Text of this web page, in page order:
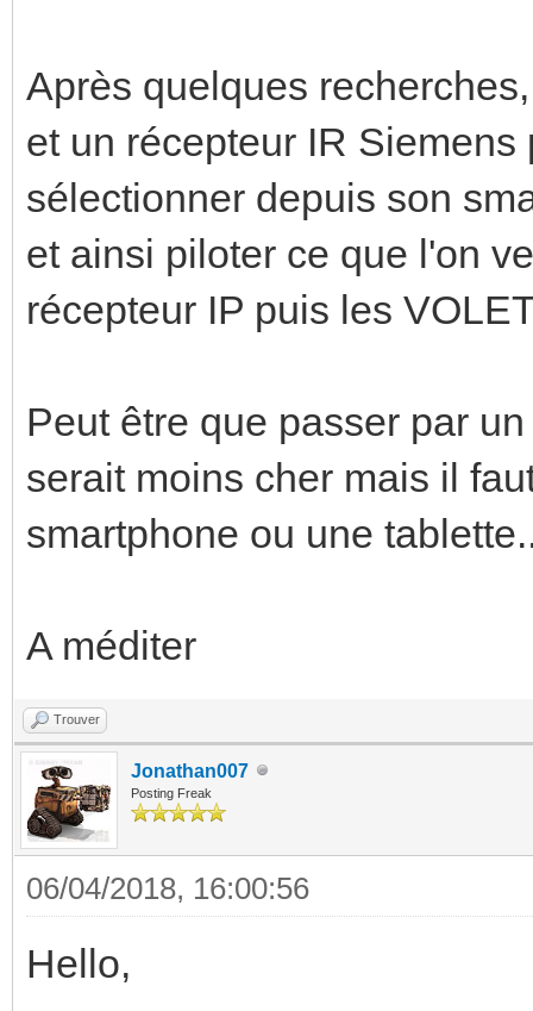
Après quelques
et un récepteur IR
sélectionner depuis son
et ainsi piloter ce que l'on
récepteur IP puis les
Peut être que passer par
serait moins cher mais il
smartphone ou une
A méditer
Trouver
Jonathan007
Posting Freak
06/04/2018, 16:00:56
Hello,